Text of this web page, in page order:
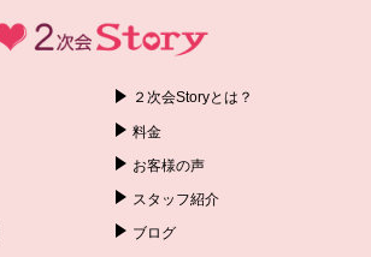
２次会Storyとは？
料金
お客様の声
スタッフ紹介
ブログ